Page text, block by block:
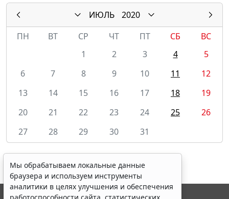
ИЮЛЬ
2020
ПН
ВТ СР ЧТ ПТ СБ
ВС
1
2 3 4
5
6
7 8 9 10 11
12
13
14 15 16 17 18
19
20
21 22 23 24 25
26
27
28 29 30 31
Мы обрабатываем локальные данные
браузера и используем инструменты
аналитики в целях улучшения и обеспечения